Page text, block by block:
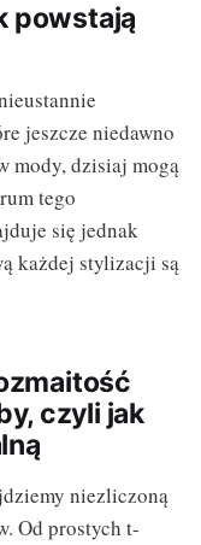
powstają
jeszcze niedawno
mody, dzisiaj mogą
tego
się jednak
każdej stylizacji są
czyli jak
niezliczoną
Od prostych t-